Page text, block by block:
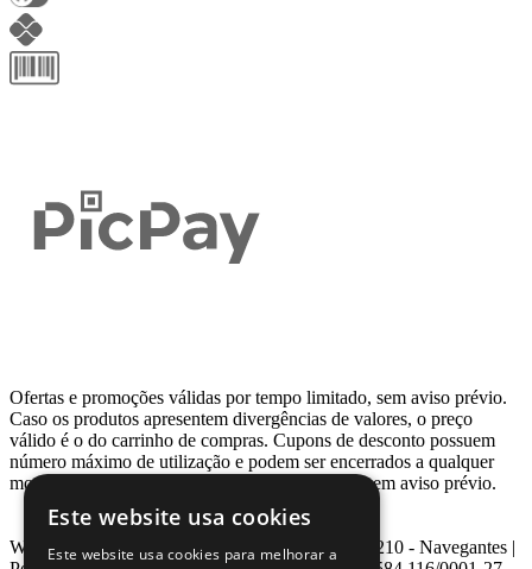
Ofertas e promoções válidas por tempo limitado, sem aviso prévio.
Caso os produtos apresentem divergências de valores, o preço
válido é o do carrinho de compras. Cupons de desconto possuem
número máximo de utilização e podem ser encerrados a qualquer
momento, de acordo com sua disponibilidade e sem aviso prévio.
Webcontinental LTDA | Travessa Venezuela, Nº 210 - Navegantes |
Este website usa cookies
Este website usa cookies para melhorar a